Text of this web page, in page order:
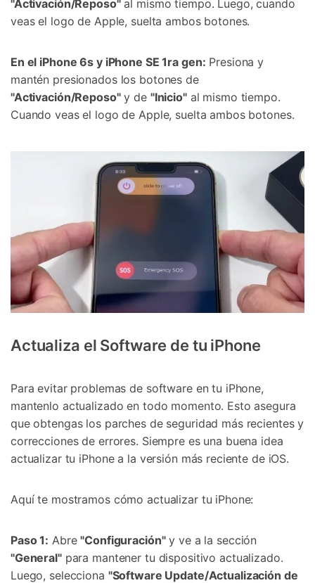
"Activación/Reposo"al mismo tiempo. Luego, cuando
veas el logo de Apple, suelta ambos botones.
En el iPhone 6s y iPhone SE 1ra gen: Presiona y
mantén presionados los botones de
"Activación/Reposo"y de "Inicio"al mismo tiempo.
Cuando veas el logo de Apple, suelta ambos botones.
Actualiza el Software de tu iPhone
Para evitar problemas de software en tu iPhone,
mantenlo actualizado en todo momento. Esto asegura
que obtengas los parches de seguridad más recientes y
correcciones de errores. Siempre es una buena idea
actualizar tu iPhone a la versión más reciente de iOS.
Aquí te mostramos cómo actualizar tu iPhone:
Paso 1: Abre"Configuración"y ve a la sección
"General"para mantener tu dispositivo actualizado.
Luego, selecciona "Software Update/Actualización de